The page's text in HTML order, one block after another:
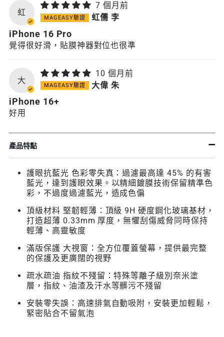
虹
7 個月前
虹儒 李
iPhone 16 Pro
覺得很好滑，貼膜神器對位也很準
大
10 個月前
大偉 朱
iPhone 16+
好用
產品特點
護眼抗藍光 色彩零失真：過濾最高達 45% 的有害
藍光，達到護眼效果。以精細鍍膜技術保留精準色
彩，不過度過濾藍光，造成色偏
頂級材料 堅韌輕薄：頂級 9H 硬度鋼化玻璃基材，
打造超薄 0.33mm 厚度，無懼刮傷威脅同時保持
輕薄、高靈敏度
滿版保護 大視窗：全方位覆蓋螢幕，提供最完整
的保護及更廣闊的視野
疏水疏油 指紋不殘留：特殊等離子級別奈米塗
層，指紋、油渣及汗水等髒污不殘留
安裝零失誤：高速排氣自動吸附，安裝更加輕鬆，
緊密貼合不留氣泡